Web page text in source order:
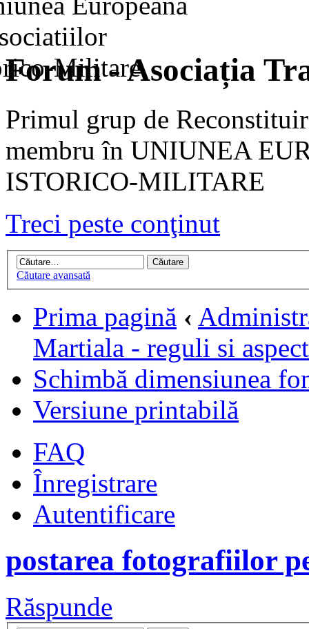
Forum - Asociația
Primul grup de
membru în UNIUNEA
ISTORICO-MILITARE
Treci peste conţinut
Căutare avansată
Prima pagină ‹
Martiala - reguli si
Schimbă dimensiunea
Versiune printabilă
FAQ
Înregistrare
Autentificare
postarea fotografiilor
Răspunde